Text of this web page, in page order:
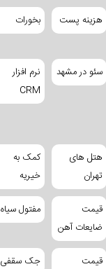
هزینه پست بخورات
سئو در مشهد
نرم افزار
CRM
هتل های
تهران
کمک به
خیریه
قیمت
ضایعات آهن
مفتول سیاه
قیمت جک سقفی